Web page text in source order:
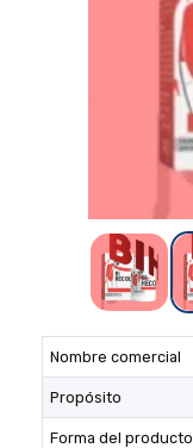
Nombre comercial
Propósito
Forma del producto